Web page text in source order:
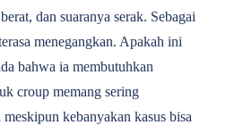
dan suaranya serak. Sebagai
menegangkan. Apakah ini
bahwa ia membutuhkan
croup memang sering
meskipun kebanyakan kasus bisa